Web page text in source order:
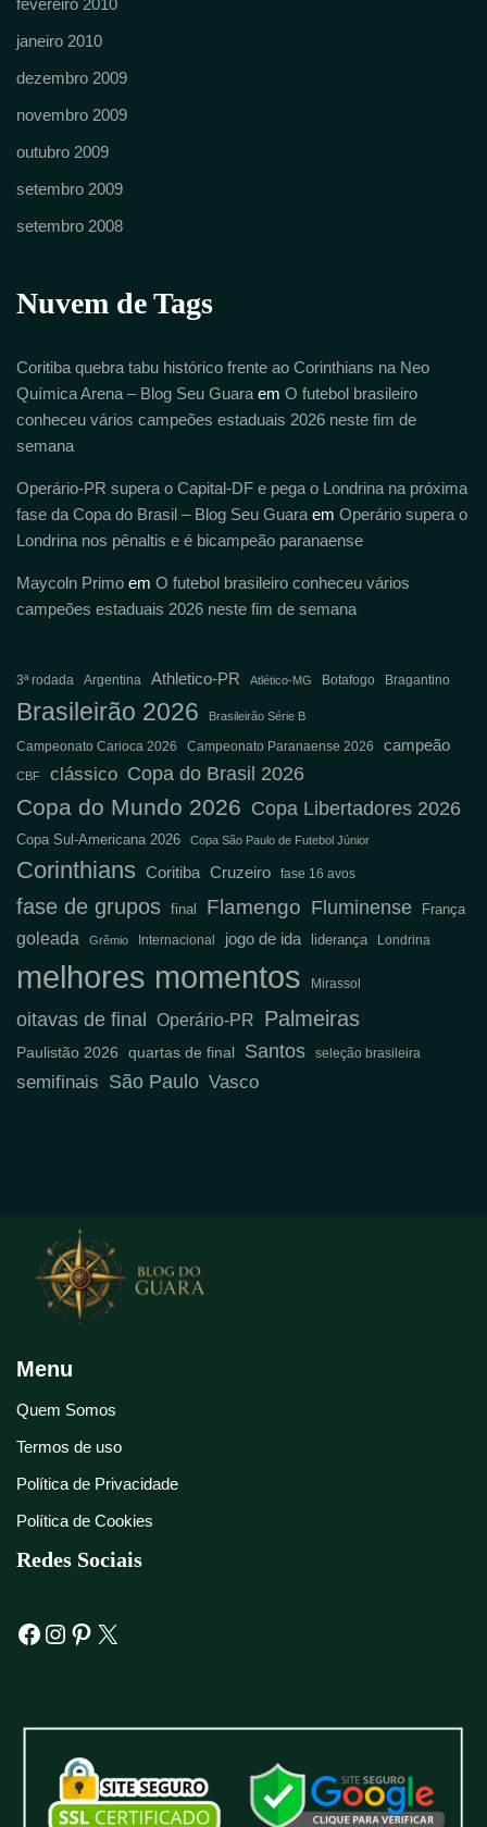
fevereiro 2010
janeiro 2010
dezembro 2009
novembro 2009
outubro 2009
setembro 2009
setembro 2008
Nuvem de Tags
Coritiba quebra tabu histórico frente ao Corinthians na Neo
Química Arena – Blog Seu Guara em O futebol brasileiro
conheceu vários campeões estaduais 2026 neste fim de
semana
Operário-PR supera o Capital-DF e pega o Londrina na próxima
fase da Copa do Brasil – Blog Seu Guara em Operário supera o
Londrina nos pênaltis e é bicampeão paranaense
Maycoln Primo em O futebol brasileiro conheceu vários
campeões estaduais 2026 neste fim de semana
3ª rodada Argentina Athletico-PR Atlético-MG Botafogo Bragantino
Brasileirão 2026 Brasileirão Série B
Campeonato Carioca 2026 Campeonato Paranaense 2026 campeão
CBF clássico Copa do Brasil 2026
Copa do Mundo 2026 Copa Libertadores 2026
Copa Sul-Americana 2026 Copa São Paulo de Futebol Júnior
Corinthians Coritiba Cruzeiro fase 16 avos
fase de grupos final Flamengo Fluminense França
goleada Grêmio Internacional jogo de ida liderança Londrina
melhores momentos Mirassol
oitavas de final Operário-PR Palmeiras
Paulistão 2026 quartas de final Santos seleção brasileira
semifinais São Paulo Vasco
Menu
Quem Somos
Termos de uso
Política de Privacidade
Política de Cookies
Redes Sociais